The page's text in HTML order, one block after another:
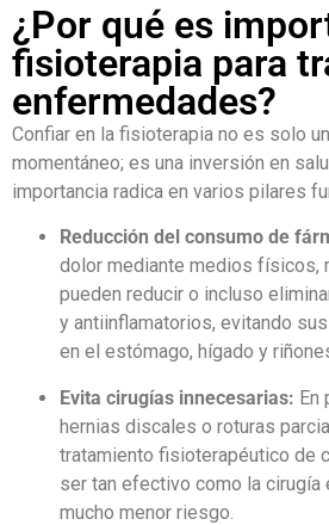
¿Por qué es
fisioterapia para
enfermedades?
Confiar en la fisioterapia no es solo
momentáneo; es una inversión en
importancia radica en varios pilares
Reducción del consumo de
dolor mediante medios físicos,
pueden reducir o incluso
y antiinflamatorios, evitando
en el estómago, hígado y
Evita cirugías innecesarias: En
hernias discales o roturas
tratamiento fisioterapéutico de
ser tan efectivo como la cirugía
mucho menor riesgo.